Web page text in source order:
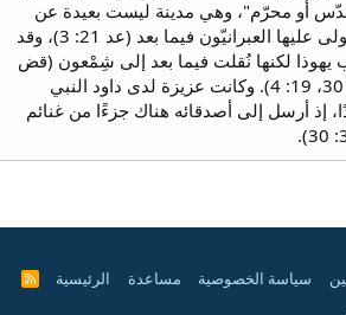
أو محرّم"، وهي مدينة ليست بعيدة عن
قادش. وقد استولى عليها العبرانيّون فيما بعد (عد 21: 3)، وقد
لكنها نُقلت فيما بعد إلى شِمْعون (قض
1: 17، يش 15: 30، 19: 4). وكانت عزيزة لدى داود النبي
إذ أرسل إلى أصدقائه هناك جزءًا من غنائم
سياسة الخصوصية مساعدة الرئيسية
R